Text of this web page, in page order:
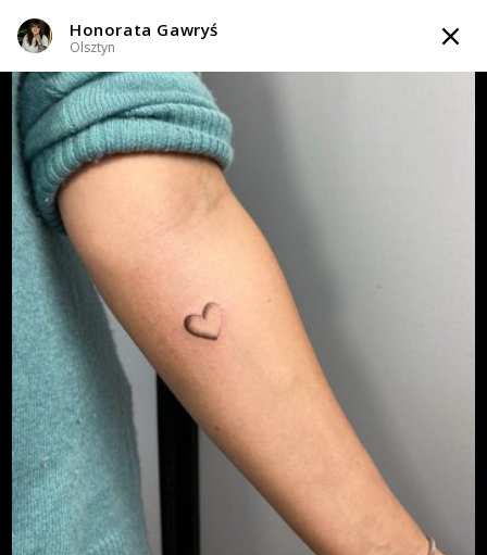
TATTOOARTIST
Honorata Gawryś
Olsztyn
Styl tatuażu
Black & Grey / Dotwork / Geometryczny / Ornamenty /
Graficzny / Sketch / Kaligrafia / Lettering / Line work / Fineline /
Outline
WIADOMOŚĆ
TATUAŻE WZORY TATTOO LIFE
Honorata Gawryś
Olsztyn